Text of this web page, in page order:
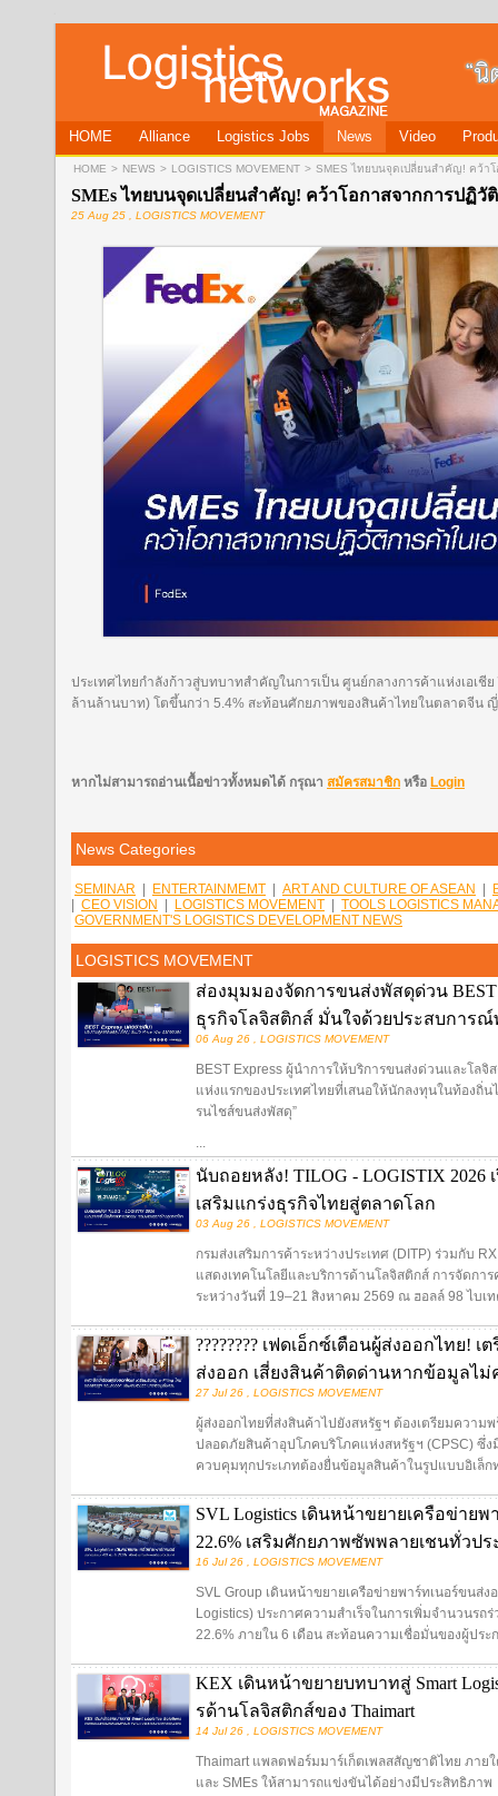
HOME Alliance Logistics Jobs News Video
HOME > NEWS > LOGISTICS MOVEMENT > SMES ไทยบนจุดเปลี่ยนสำคัญ! คว้าโ
SMEs ไทยบนจุดเปลี่ยนสำคัญ! คว้าโอกาสจากการปฏิวัติ
25 Aug 25 , LOGISTICS MOVEMENT
ประเทศไทยกำลังก้าวสู่บทบาทสำคัญในการเป็น ศูนย์กลางการค้าแห่งเอเชี
ล้านล้านบาท) โตขึ้นกว่า 5.4% สะท้อนศักยภาพของสินค้าไทยในตลาดจีน ญี่
หากไม่สามารถอ่านเนื้อข่าวทั้งหมดได้ กรุณา สมัครสมาชิก หรือ Login
News Categories
SEMINAR ENTERTAINMEMT ART AND CULTURE OF ASEAN
CEO VISION LOGISTICS MOVEMENT
TOOLS LOGISTICS
GOVERNMENT'S LOGISTICS DEVELOPMENT NEWS
LOGISTICS MOVEMENT
ส่องมุมมองจัดการขนส่งพัสดุด่วน
ธุรกิจโลจิสติกส์ มั่นใจด้วยประสบกา
06 Aug 26 , LOGISTICS MOVEMENT
BEST Express ผู้นำการให้บริการขนส่งด่วนและโล
แห่งแรกของประเทศไทยที่เสนอให้นักลงทุนในท้องถิ่
รนไชส์ขนส่งพัสดุ”
...
นับถอยหลัง! TILOG - LOGISTIX
เสริมแกร่งธุรกิจไทยสู่ตลาดโลก
03 Aug 26 , LOGISTICS MOVEMENT
กรมส่งเสริมการค้าระหว่างประเทศ (DITP) ร่วมกับ
แสดงเทคโนโลยีและบริการด้านโลจิสติกส์ การจัดก
ระหว่างวันที่ 19–21 สิงหาคม 2569 ณ ฮอลล์ 98 ไบเ
???????? เฟดเอ็กซ์เตือนผู้ส่งออกไทย!
ส่งออก เสี่ยงสินค้าติดด่านหากข้อมูลไม่
27 Jul 26 , LOGISTICS MOVEMENT
ผู้ส่งออกไทยที่ส่งสินค้าไปยังสหรัฐฯ ต้องเตรียมควา
ปลอดภัยสินค้าอุปโภคบริโภคแห่งสหรัฐฯ (CPSC) ซึ่
ควบคุมทุกประเภทต้องยื่นข้อมูลสินค้าในรูปแบบอิเล็ก
SVL Logistics เดินหน้าขยายเครือข่าย
22.6% เสริมศักยภาพซัพพลายเชนทั่วปร
16 Jul 26 , LOGISTICS MOVEMENT
SVL Group เดินหน้าขยายเครือข่ายพาร์ทเนอร์ขนส่ง
Logistics) ประกาศความสำเร็จในการเพิ่มจำนวนร
22.6% ภายใน 6 เดือน สะท้อนความเชื่อมั่นของผู้ประ
KEX เดินหน้าขยายบทบาทสู่ Smart
รด้านโลจิสติกส์ของ Thaimart
14 Jul 26 , LOGISTICS MOVEMENT
Thaimart แพลตฟอร์มมาร์เก็ตเพลสสัญชาติไทย ภาย
และ SMEs ให้สามารถแข่งขันได้อย่างมีประสิทธิภาพ